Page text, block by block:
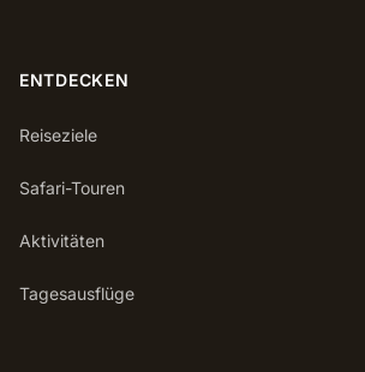
ENTDECKEN
Reiseziele
Safari-Touren
Aktivitäten
Tagesausflüge